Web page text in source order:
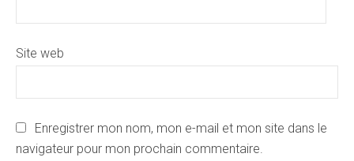
Site web
Enregistrer mon nom, mon e-mail et mon site dans le
navigateur pour mon prochain commentaire.